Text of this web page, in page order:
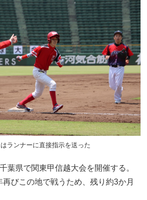
ランナーに直接指示を送った
葉県で関東甲信越大会を開催する。
びこの地で戦うため、残り約3か月